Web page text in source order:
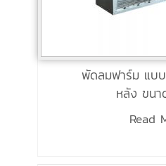
พัดลมฟาร์ม แบ
หลัง ขน
Read